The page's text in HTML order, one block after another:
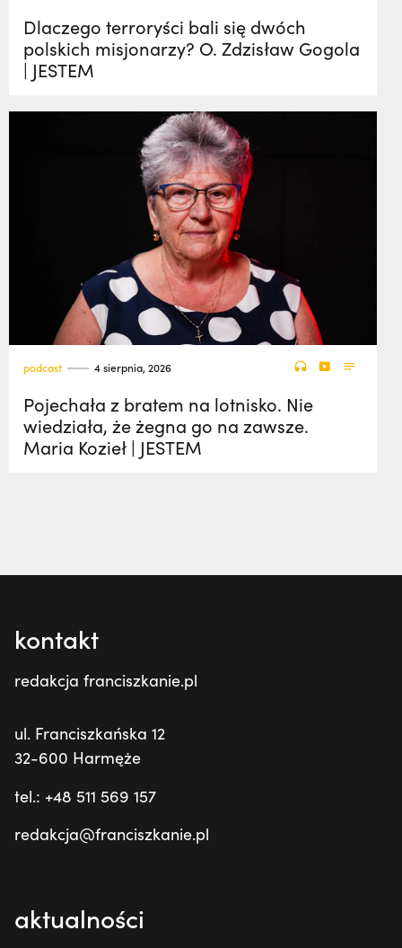
Dlaczego terroryści bali się dwóch
polskich misjonarzy? O. Zdzisław Gogola
| JESTEM
podcast 4 sierpnia, 2026
Pojechała z bratem na lotnisko. Nie
wiedziała, że żegna go na zawsze.
Maria Kozieł | JESTEM
kontakt
redakcja franciszkanie.pl
ul. Franciszkańska 12
32-600 Harmęże
tel.: +48 511 569 157
redakcja@franciszkanie.pl
aktualności